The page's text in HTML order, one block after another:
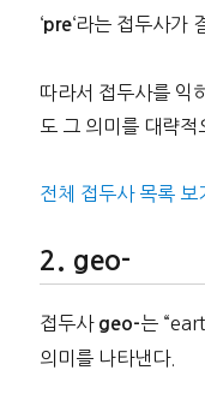
‘pre‘라는 접두사가
따라서 접두사를 익
도 그 의미를 대략적
전체 접두사 목록 보
geo-
접두사 geo-는
의미를 나타낸다.